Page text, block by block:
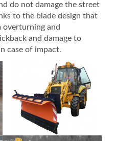
do not damage the street
to the blade design that
and
and damage to
case of impact.